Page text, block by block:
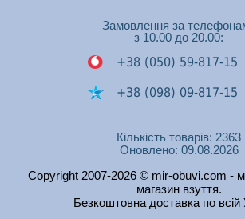
Замовлення за
з 10.00 до 20.00:
+38 (050) 59-817-15
+38 (098) 09-817-15
Подзвонити на Viber
Подзвонити на
WhatsApp
Кількість товарів: 2363
Оновлено: 09.08.2026
Copyright 2007-2026 © mir-obuvi.com -
магазин взуття.
Безкоштовна доставка по всій